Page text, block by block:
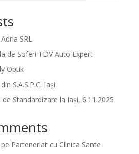
SRL
de Șoferi TDV Auto Expert
Optik
S.A.S.P.C. Iași
Standardizare la Iași, 6.11.2025
pe Parteneriat cu Clinica Sante